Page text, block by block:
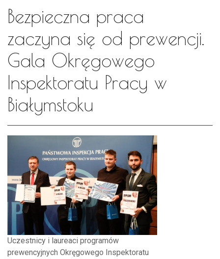
Bezpieczna praca
zaczyna się od prewencji.
Gala Okręgowego
Inspektoratu Pracy w
Białymstoku
Uczestnicy i laureaci programów
prewencyjnych Okręgowego Inspektoratu